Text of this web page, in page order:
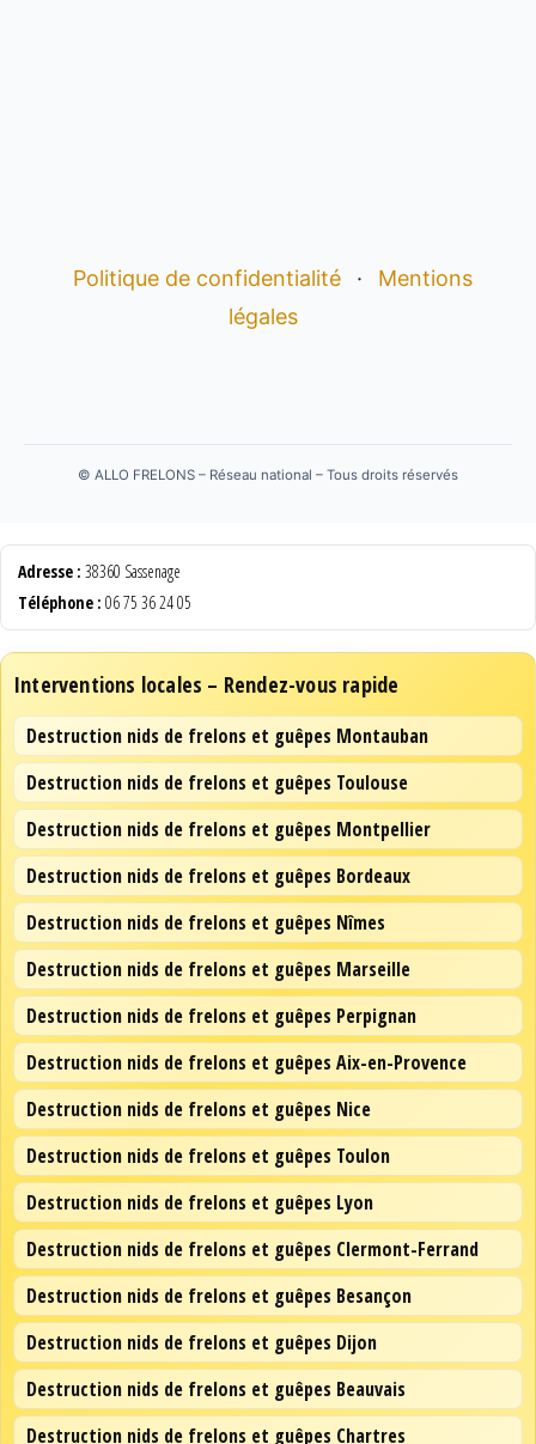
Politique de confidentialité ·
Mentions
légales
© ALLO FRELONS – Réseau national – Tous droits réservés
Adresse : 38360 Sassenage
Téléphone : 06 75 36 24 05
Interventions locales – Rendez-vous rapide
Destruction nids de frelons et guêpes Montauban
Destruction nids de frelons et guêpes Toulouse
Destruction nids de frelons et guêpes Montpellier
Destruction nids de frelons et guêpes Bordeaux
Destruction nids de frelons et guêpes Nîmes
Destruction nids de frelons et guêpes Marseille
Destruction nids de frelons et guêpes Perpignan
Destruction nids de frelons et guêpes Aix-en-Provence
Destruction nids de frelons et guêpes Nice
Destruction nids de frelons et guêpes Toulon
Destruction nids de frelons et guêpes Lyon
Destruction nids de frelons et guêpes Clermont-Ferrand
Destruction nids de frelons et guêpes Besançon
Destruction nids de frelons et guêpes Dijon
Destruction nids de frelons et guêpes Beauvais
Destruction nids de frelons et guêpes Chartres